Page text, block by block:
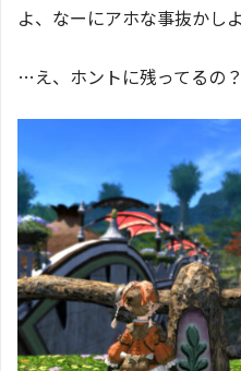
よ、なーにアホな事抜かし
…え、ホントに残ってるの？